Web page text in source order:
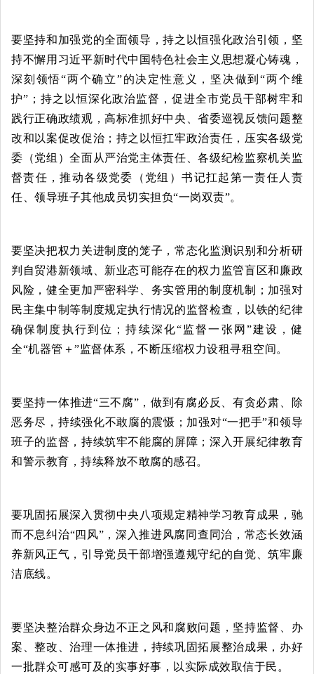
要坚持和加强党的全面领导，持之以恒强化政治引领，坚
持不懈用习近平新时代中国特色社会主义思想凝心铸魂，
深刻领悟“两个确立”的决定性意义，坚决做到“两个维
护”；持之以恒深化政治监督，促进全市党员干部树牢和
践行正确政绩观，高标准抓好中央、省委巡视反馈问题整
改和以案促改促治；持之以恒扛牢政治责任，压实各级党
委（党组）全面从严治党主体责任、各级纪检监察机关监
督责任，推动各级党委（党组）书记扛起第一责任人责
任、领导班子其他成员切实担负“一岗双责”。
要坚决把权力关进制度的笼子，常态化监测识别和分析研
判自贸港新领域、新业态可能存在的权力监管盲区和廉政
风险，健全更加严密科学、务实管用的制度机制；加强对
民主集中制等制度规定执行情况的监督检查，以铁的纪律
确保制度执行到位；持续深化“监督一张网”建设，健
全“机器管＋”监督体系，不断压缩权力设租寻租空间。
要坚持一体推进“三不腐”，做到有腐必反、有贪必肃、除
恶务尽，持续强化不敢腐的震慑；加强对“一把手”和领导
班子的监督，持续筑牢不能腐的屏障；深入开展纪律教育
和警示教育，持续释放不敢腐的感召。
要巩固拓展深入贯彻中央八项规定精神学习教育成果，驰
而不息纠治“四风”，深入推进风腐同查同治，常态长效涵
养新风正气，引导党员干部增强遵规守纪的自觉、筑牢廉
洁底线。
要坚决整治群众身边不正之风和腐败问题，坚持监督、办
案、整改、治理一体推进，持续巩固拓展整治成果，办好
一批群众可感可及的实事好事，以实际成效取信于民。